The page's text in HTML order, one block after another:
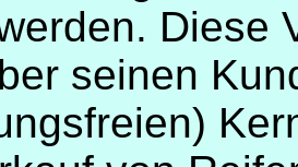
Diese
seinen